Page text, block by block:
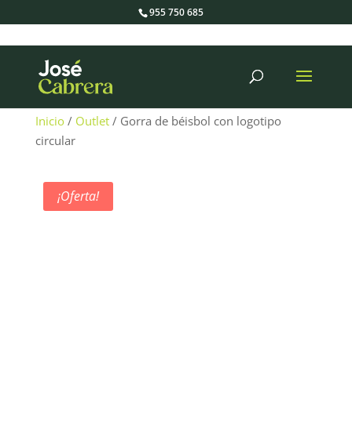
955 750 685
Inicio/ Outlet/ Gorra de béisbol con logotipo
circular
¡Oferta!